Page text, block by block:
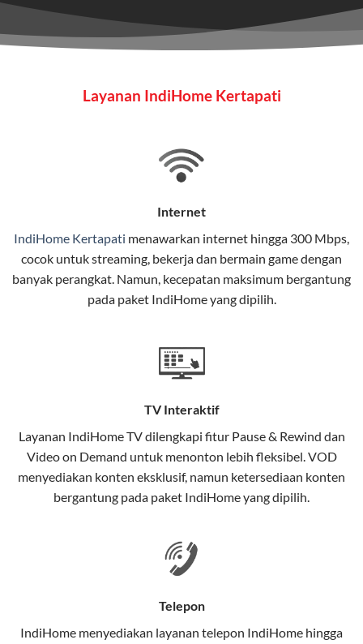
maupun individu yang membutuhkan konektivitas dan
hiburan berkualitas tinggi.
pengguna rumah dan bisnis.
stabil, dan memiliki berbagai pilihan paket IndiHome
Selain internet, layanan IndiHome juga mencakup TV
interaktif (IndiHome TV) dan telepon rumah dalam
satu paket.
Teknologi di Balik WiFi IndiHome
Wifi IndiHome menggunakan teknologi Fiber To The
menggunakan kabel serat optik hingga ke rumah
pelanggan. Teknologi ini memiliki beberapa
keunggulan:
Kecepatan Tinggi
dibandingkan kabel tembaga atau DSL.
elektromagnetik, sehingga koneksi tetap lancar.
Layanan IndiHome Kertapati
Internet
IndiHome Kertapati menawarkan internet hingga 300 Mbps,
cocok untuk streaming, bekerja dan bermain game dengan
banyak perangkat. Namun, kecepatan maksimum bergantung
pada paket IndiHome yang dipilih.
TV Interaktif
Layanan IndiHome TVdilengkapi fitur Pause & Rewind dan
Video on Demand untuk menonton lebih fleksibel. VOD
menyediakan konten eksklusif, namun ketersediaan konten
bergantung pada paket IndiHome yang dipilih.
Telepon
IndiHome menyediakan layanan telepon IndiHome hingga